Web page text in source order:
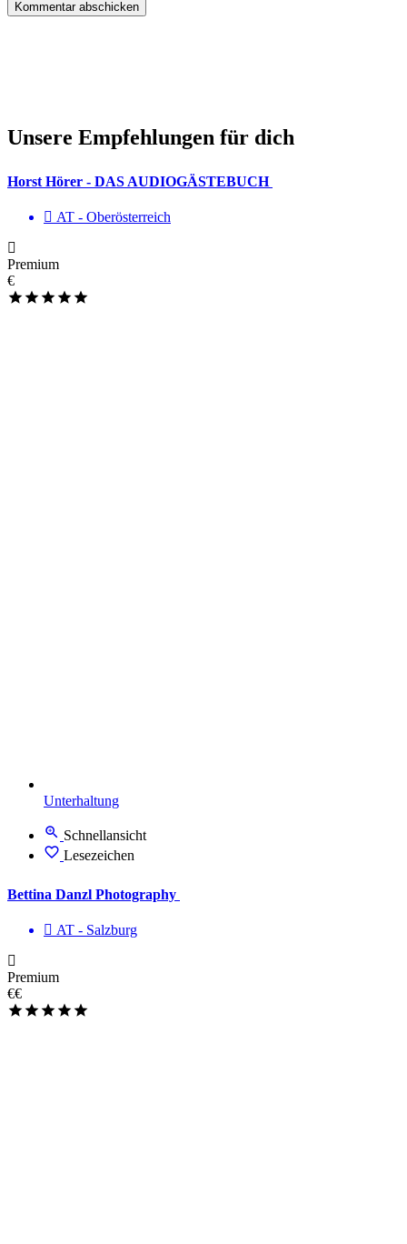
Unsere Empfehlungen für dich
Horst Hörer - DAS AUDIOGÄSTEBUCH
AT - Ober­österreich
Premium
€
Unterhaltung
Schnellansicht
Lesezeichen
Bettina Danzl Photography
AT - Salzburg
Premium
€€